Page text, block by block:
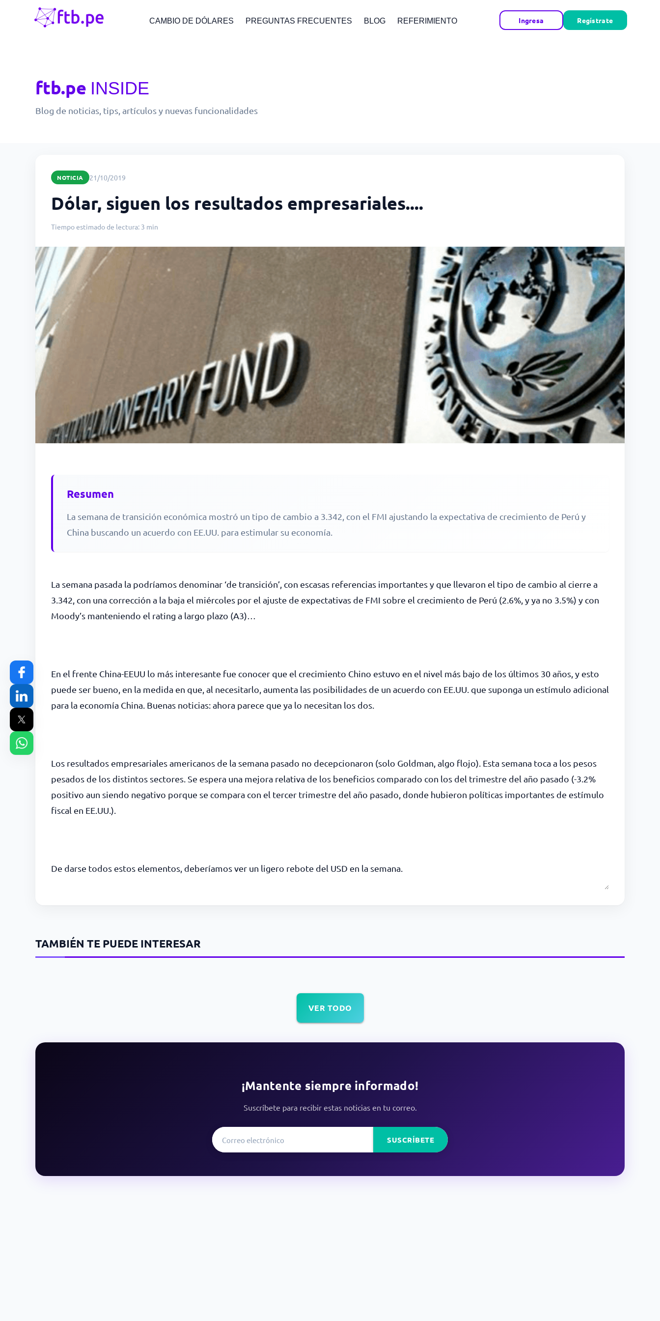
CAMBIO DE DÓLARES PREGUNTAS FRECUENTES BLOG REFERIMIENTO Ingresa Regístrate
ftb.pe INSIDE
Blog de noticias, tips, artículos y nuevas funcionalidades
NOTICIA 21/10/2019
Dólar, siguen los resultados empresariales....
Tiempo estimado de lectura: 3 min
Resumen
La semana de transición económica mostró un tipo de cambio a 3.342, con el FMI ajustando la expectativa de crecimiento de Perú y
China buscando un acuerdo con EE.UU. para estimular su economía.
La semana pasada la podríamos denominar ‘de transición’, con escasas referencias importantes y que llevaron el tipo de cambio al cierre a
3.342, con una corrección a la baja el miércoles por el ajuste de expectativas de FMI sobre el crecimiento de Perú (2.6%, y ya no 3.5%) y con
Moody’s manteniendo el rating a largo plazo (A3)…
En el frente China-EEUU lo más interesante fue conocer que el crecimiento Chino estuvo en el nivel más bajo de los últimos 30 años, y esto
puede ser bueno, en la medida en que, al necesitarlo, aumenta las posibilidades de un acuerdo con EE.UU. que suponga un estímulo adicional
para la economía China. Buenas noticias: ahora parece que ya lo necesitan los dos.
Los resultados empresariales americanos de la semana pasado no decepcionaron (solo Goldman, algo flojo). Esta semana toca a los pesos
pesados de los distintos sectores. Se espera una mejora relativa de los beneficios comparado con los del trimestre del año pasado (-3.2%
positivo aun siendo negativo porque se compara con el tercer trimestre del año pasado, donde hubieron políticas importantes de estímulo
fiscal en EE.UU.).
De darse todos estos elementos, deberíamos ver un ligero rebote del USD en la semana.
TAMBIÉN TE PUEDE INTERESAR
VER TODO
¡Mantente siempre informado!
Suscríbete para recibir estas noticias en tu correo.
SUSCRÍBETE